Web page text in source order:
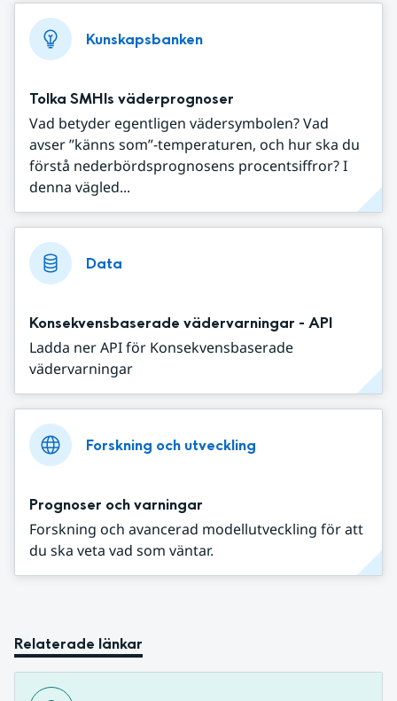
Kunskapsbanken
Tolka SMHIs väderprognoser
Vad betyder egentligen vädersymbolen? Vad
avser ”känns som”-temperaturen, och hur ska du
förstå nederbördsprognosens procentsiffror? I
denna vägled...
Data
Konsekvensbaserade vädervarningar - API
Ladda ner API för Konsekvensbaserade
vädervarningar
Forskning och utveckling
Prognoser och varningar
Forskning och avancerad modellutveckling för att
du ska veta vad som väntar.
Relaterade länkar